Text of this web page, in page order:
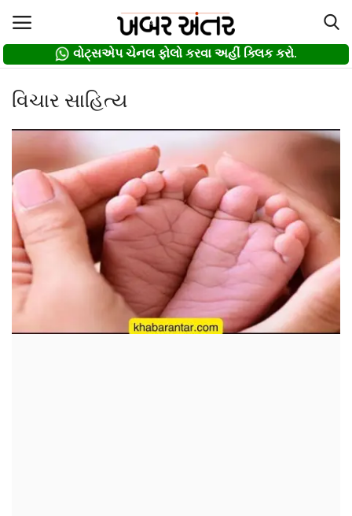
વોટ્સએપ ચેનલ ફોલો કરવા અહીં ક્લિક કરો.
વોટ્સએપ ચેનલ ફોલો કરવા અહીં ક્લિક કરો.
Login
Home
દલિત
About us
Contact
Privacy Policy
Gallery
વિચાર સાહિત્ય